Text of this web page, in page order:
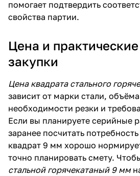
помогает подтвердить
свойства партии.
Цена и
закупки
Цена квадрата стального
зависит от марки стали,
необходимости резки и
Если вы планируете серийные
заранее посчитать
квадрат 9 мм хорошо
точно планировать смету.
стальной горячекатаный 9 мм